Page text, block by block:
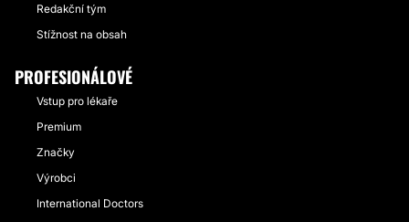
Redakční tým
Stížnost na obsah
PROFESIONÁLOVÉ
Vstup pro lékaře
Premium
Značky
Výrobci
International Doctors